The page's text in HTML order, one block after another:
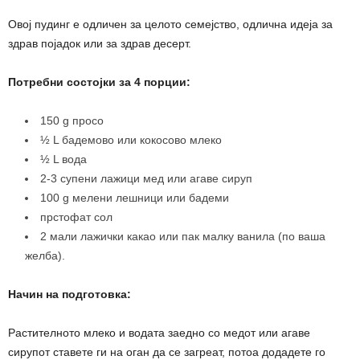
Овој пудинг е одличен за целото семејство, одлична идеја за
здрав појадок или за здрав десерт.
Потребни состојки за 4 порции:
150 g просо
½ L бадемово или кокосово млеко
½ L вода
2-3 супени лажици мед или агаве сируп
100 g мелени лешници или бадеми
прстофат сол
2 мали лажички какао или пак малку ванила (по ваша
желба).
Начин на подготовка:
Растителното млеко и водата заедно со медот или агаве
сирупот ставете ги на оган да се загреат, потоа додадете го